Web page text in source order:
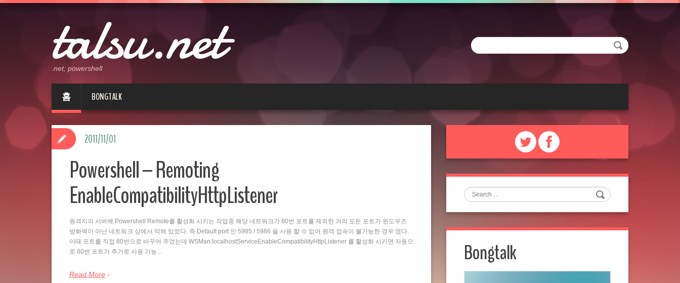
talsu.net
.net, powershell
홈 BONGTALK
Powershell – Remoting
EnableCompatibilityHttpListener
원격지의 서버에 Powershell Remote를 활성화 시키는 작업중 해당 네트워크가 80번 포트를 제외한 거의 모든 포트가 윈도우즈
방화벽이 아닌 네트워크 상에서 막혀 있었다. 즉 Default port 인 5985 / 5986 을 사용 할 수 없어 원격 접속이 불가능한 경우 였다.
이때 포트를 직접 80번으로 바꾸어 주었는데 WSMan:localhostServiceEnableCompatibilityHttpListener 를 활성화 시키면 자동으
로 80번 포트가 추가로 사용 가능…
Read More
2011/11/01
Search
Bongtalk